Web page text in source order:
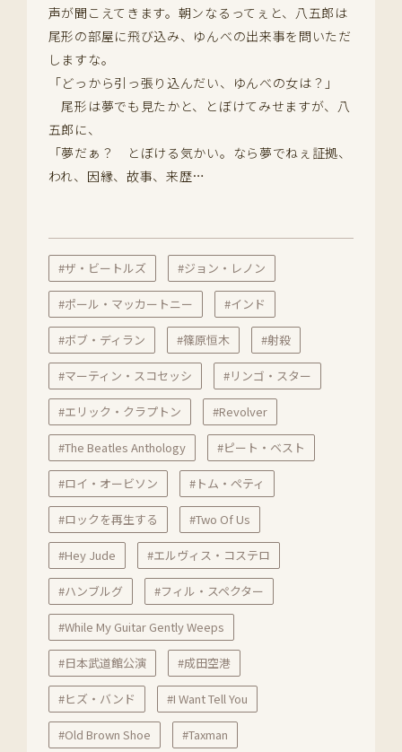
声が聞こえてきます。朝ンなるってぇと、八五郎は
尾形の部屋に飛び込み、ゆんべの出来事を問いただ
しますな。
「どっから引っ張り込んだい、ゆんべの女は？」
尾形は夢でも見たかと、とぼけてみせますが、八
五郎に、
「夢だぁ？ とぼける気かい。なら夢でねぇ証拠、
われ、因縁、故事、来歴…
#ザ・ビートルズ #ジョン・レノン
#ポール・マッカートニー #インド
#ボブ・ディラン #篠原恒木 #射殺
#マーティン・スコセッシ #リンゴ・スター
#エリック・クラプトン #Revolver
#The Beatles Anthology #ピート・ベスト
#ロイ・オービソン #トム・ペティ
#ロックを再生する #Two Of Us
#Hey Jude #エルヴィス・コステロ
#ハンブルグ #フィル・スペクター
#While My Guitar Gently Weeps
#日本武道館公演 #成田空港
#ヒズ・バンド #I Want Tell You
#Old Brown Shoe #Taxman